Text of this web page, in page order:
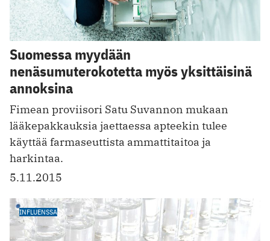
Suomessa myydään
nenäsumuterokotetta myös yksittäisinä
annoksina
Fimean proviisori Satu Suvannon mukaan
lääkepakkauksia jaettaessa apteekin tulee
käyttää farmaseuttista ammattitaitoa ja
harkintaa.
5.11.2015
INFLUENSSA